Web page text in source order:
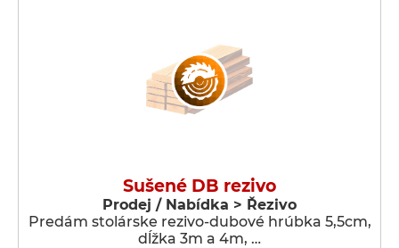
Sušené DB rezivo
Prodej / Nabídka > Řezivo
Predám stolárske rezivo-dubové hrúbka 5,5cm,
dĺžka 3m a 4m, …